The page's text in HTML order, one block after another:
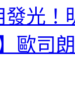
發光！
歐司